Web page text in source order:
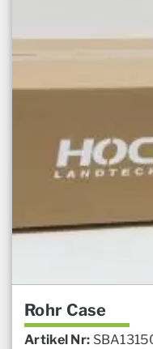
Rohr Case
Artikel Nr: